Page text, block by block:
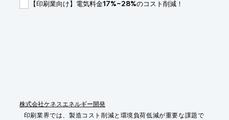
【印刷業向け】電気料金17%~28%のコスト削減！
株式会社ケネスエネルギー開発
印刷業界では、製造コスト削減と環境負荷低減が重要な課題で